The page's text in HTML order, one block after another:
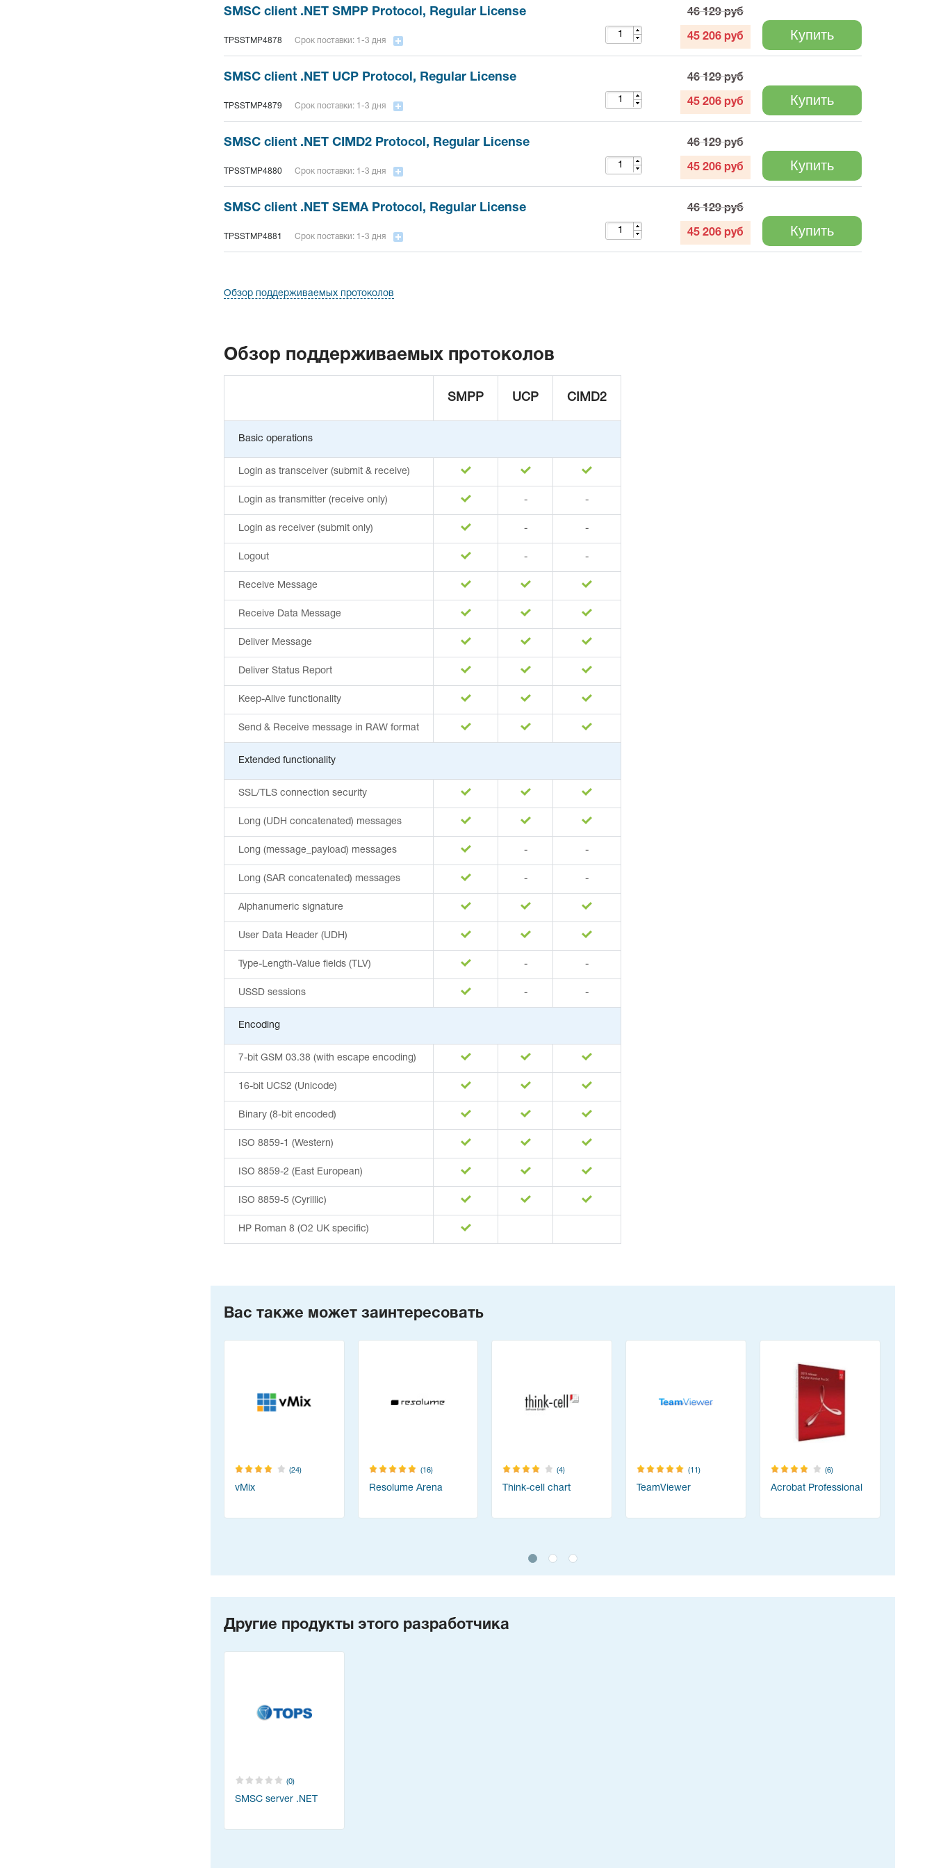
SMSC client .NET SMPP Protocol, Regular License
TPSSTMP4878 Срок поставки: 1-3 дня
46 129руб
45 206 руб Купить
SMSC client .NET UCP Protocol, Regular License
TPSSTMP4879 Срок поставки: 1-3 дня
46 129руб
45 206 руб Купить
SMSC client .NET CIMD2 Protocol, Regular License
TPSSTMP4880 Срок поставки: 1-3 дня
46 129руб
45 206 руб Купить
SMSC client .NET SEMA Protocol, Regular License
TPSSTMP4881 Срок поставки: 1-3 дня
46 129руб
45 206 руб Купить
Обзор поддерживаемых протоколов
Обзор поддерживаемых протоколов
SMPP UCP CIMD2
Basic operations
Login as transceiver (submit & receive)
Login as transmitter (receive only) - -
Login as receiver (submit only) - -
Logout - -
Receive Message
Receive Data Message
Deliver Message
Deliver Status Report
Keep-Alive functionality
Send & Receive message in RAW format
Extended functionality
SSL/TLS connection security
Long (UDH concatenated) messages
Long (message_payload) messages - -
Long (SAR concatenated) messages - -
Alphanumeric signature
User Data Header (UDH)
Type-Length-Value fields (TLV) - -
USSD sessions - -
Encoding
7-bit GSM 03.38 (with escape encoding)
16-bit UCS2 (Unicode)
Binary (8-bit encoded)
ISO 8859-1 (Western)
ISO 8859-2 (East European)
ISO 8859-5 (Cyrillic)
HP Roman 8 (O2 UK specific)
Вас также может заинтересовать
(24)
vMix
(16)
Resolume Arena
(4)
Think-cell chart
(11)
TeamViewer
(6)
Acrobat Professional
Другие продукты этого разработчика
(0)
SMSC server .NET